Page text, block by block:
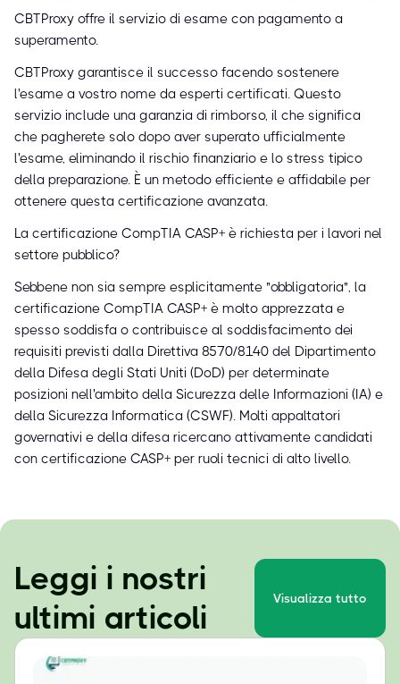
CBTProxy offre il servizio di esame con pagamento a
superamento.
CBTProxy garantisce il successo facendo sostenere
l'esame a vostro nome da esperti certificati. Questo
servizio include una garanzia di rimborso, il che significa
che pagherete solo dopo aver superato ufficialmente
l'esame, eliminando il rischio finanziario e lo stress tipico
della preparazione. È un metodo efficiente e affidabile per
ottenere questa certificazione avanzata.
La certificazione CompTIA CASP+ è richiesta per i lavori nel
settore pubblico?
Sebbene non sia sempre esplicitamente "obbligatoria", la
certificazione CompTIA CASP+ è molto apprezzata e
spesso soddisfa o contribuisce al soddisfacimento dei
requisiti previsti dalla Direttiva 8570/8140 del Dipartimento
della Difesa degli Stati Uniti (DoD) per determinate
posizioni nell'ambito della Sicurezza delle Informazioni (IA) e
della Sicurezza Informatica (CSWF). Molti appaltatori
governativi e della difesa ricercano attivamente candidati
con certificazione CASP+ per ruoli tecnici di alto livello.
Leggi i nostri
ultimi articoli
Visualizza tutto